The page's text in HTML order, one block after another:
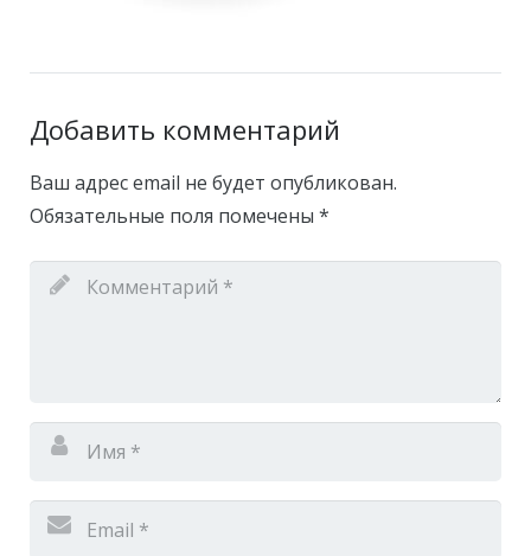
Добавить комментарий
Ваш адрес email не будет опубликован.
Обязательные поля помечены *